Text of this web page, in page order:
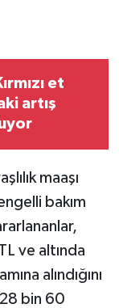
et
artış
maaşı
bakım
ve altında
alındığını
bin 60